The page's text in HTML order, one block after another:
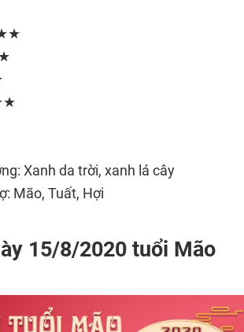
Xanh da trời, xanh lá cây
Mão, Tuất, Hợi
15/8/2020 tuổi Mão